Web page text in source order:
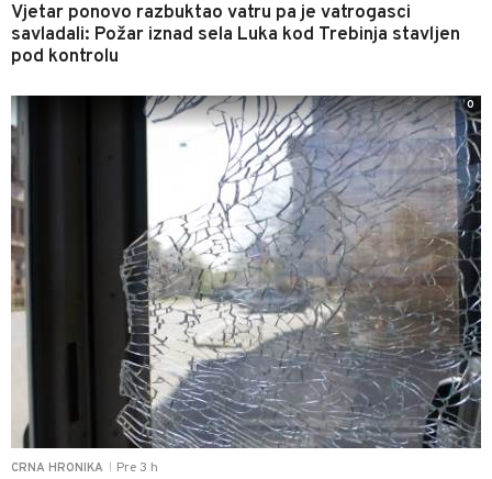
Vjetar ponovo razbuktao vatru pa je vatrogasci
savladali: Požar iznad sela Luka kod Trebinja stavljen
pod kontrolu
CRNA HRONIKA Pre 3 h
0